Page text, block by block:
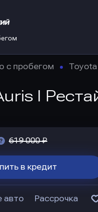
с пробегом Toyota
I
619 000 ₽
в кредит
авто Рассрочка